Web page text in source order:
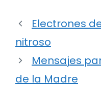
Electrones
nitroso
Mensajes
de la Madre